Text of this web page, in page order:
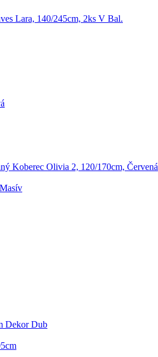
Lara, 140/245cm, 2ks V Bal.
Koberec Olivia 2, 120/170cm, Červená
Dekor Dub